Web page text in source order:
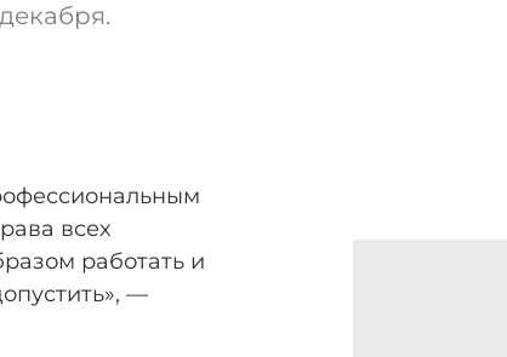
всех
работать и
—